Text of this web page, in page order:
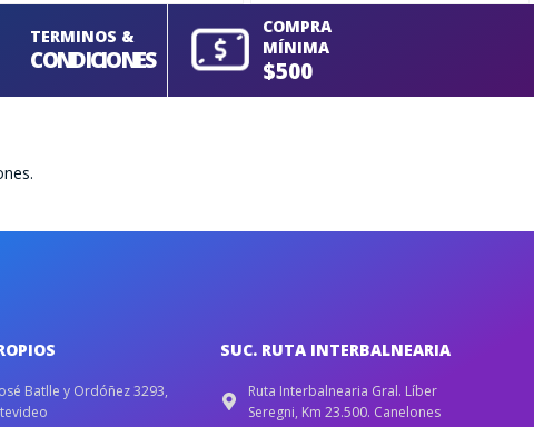
TERMINOS &
CONDICIONES
COMPRA
MÍNIMA
$500
Batlle y Ordóñez 3293,
SUC. RUTA INTERBALNEARIA
Ruta Interbalnearia Gral. Líber
Seregni, Km 23.500. Canelones